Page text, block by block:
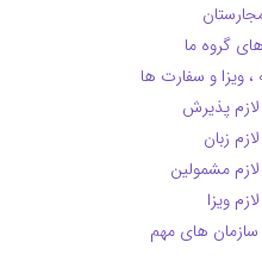
گروه ما
، ویزا و سفارت ها
پذیرش
زبان
مشمولین
ویزا
سازمان های مهم